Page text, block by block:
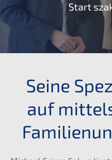
Start
Seine
auf